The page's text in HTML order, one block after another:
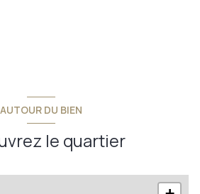
AUTOUR DU BIEN
le quartier